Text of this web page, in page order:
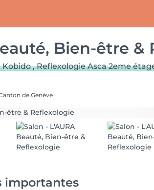
Bien-être &
, Reflexologie Asca 2eme
de Genève
importantes